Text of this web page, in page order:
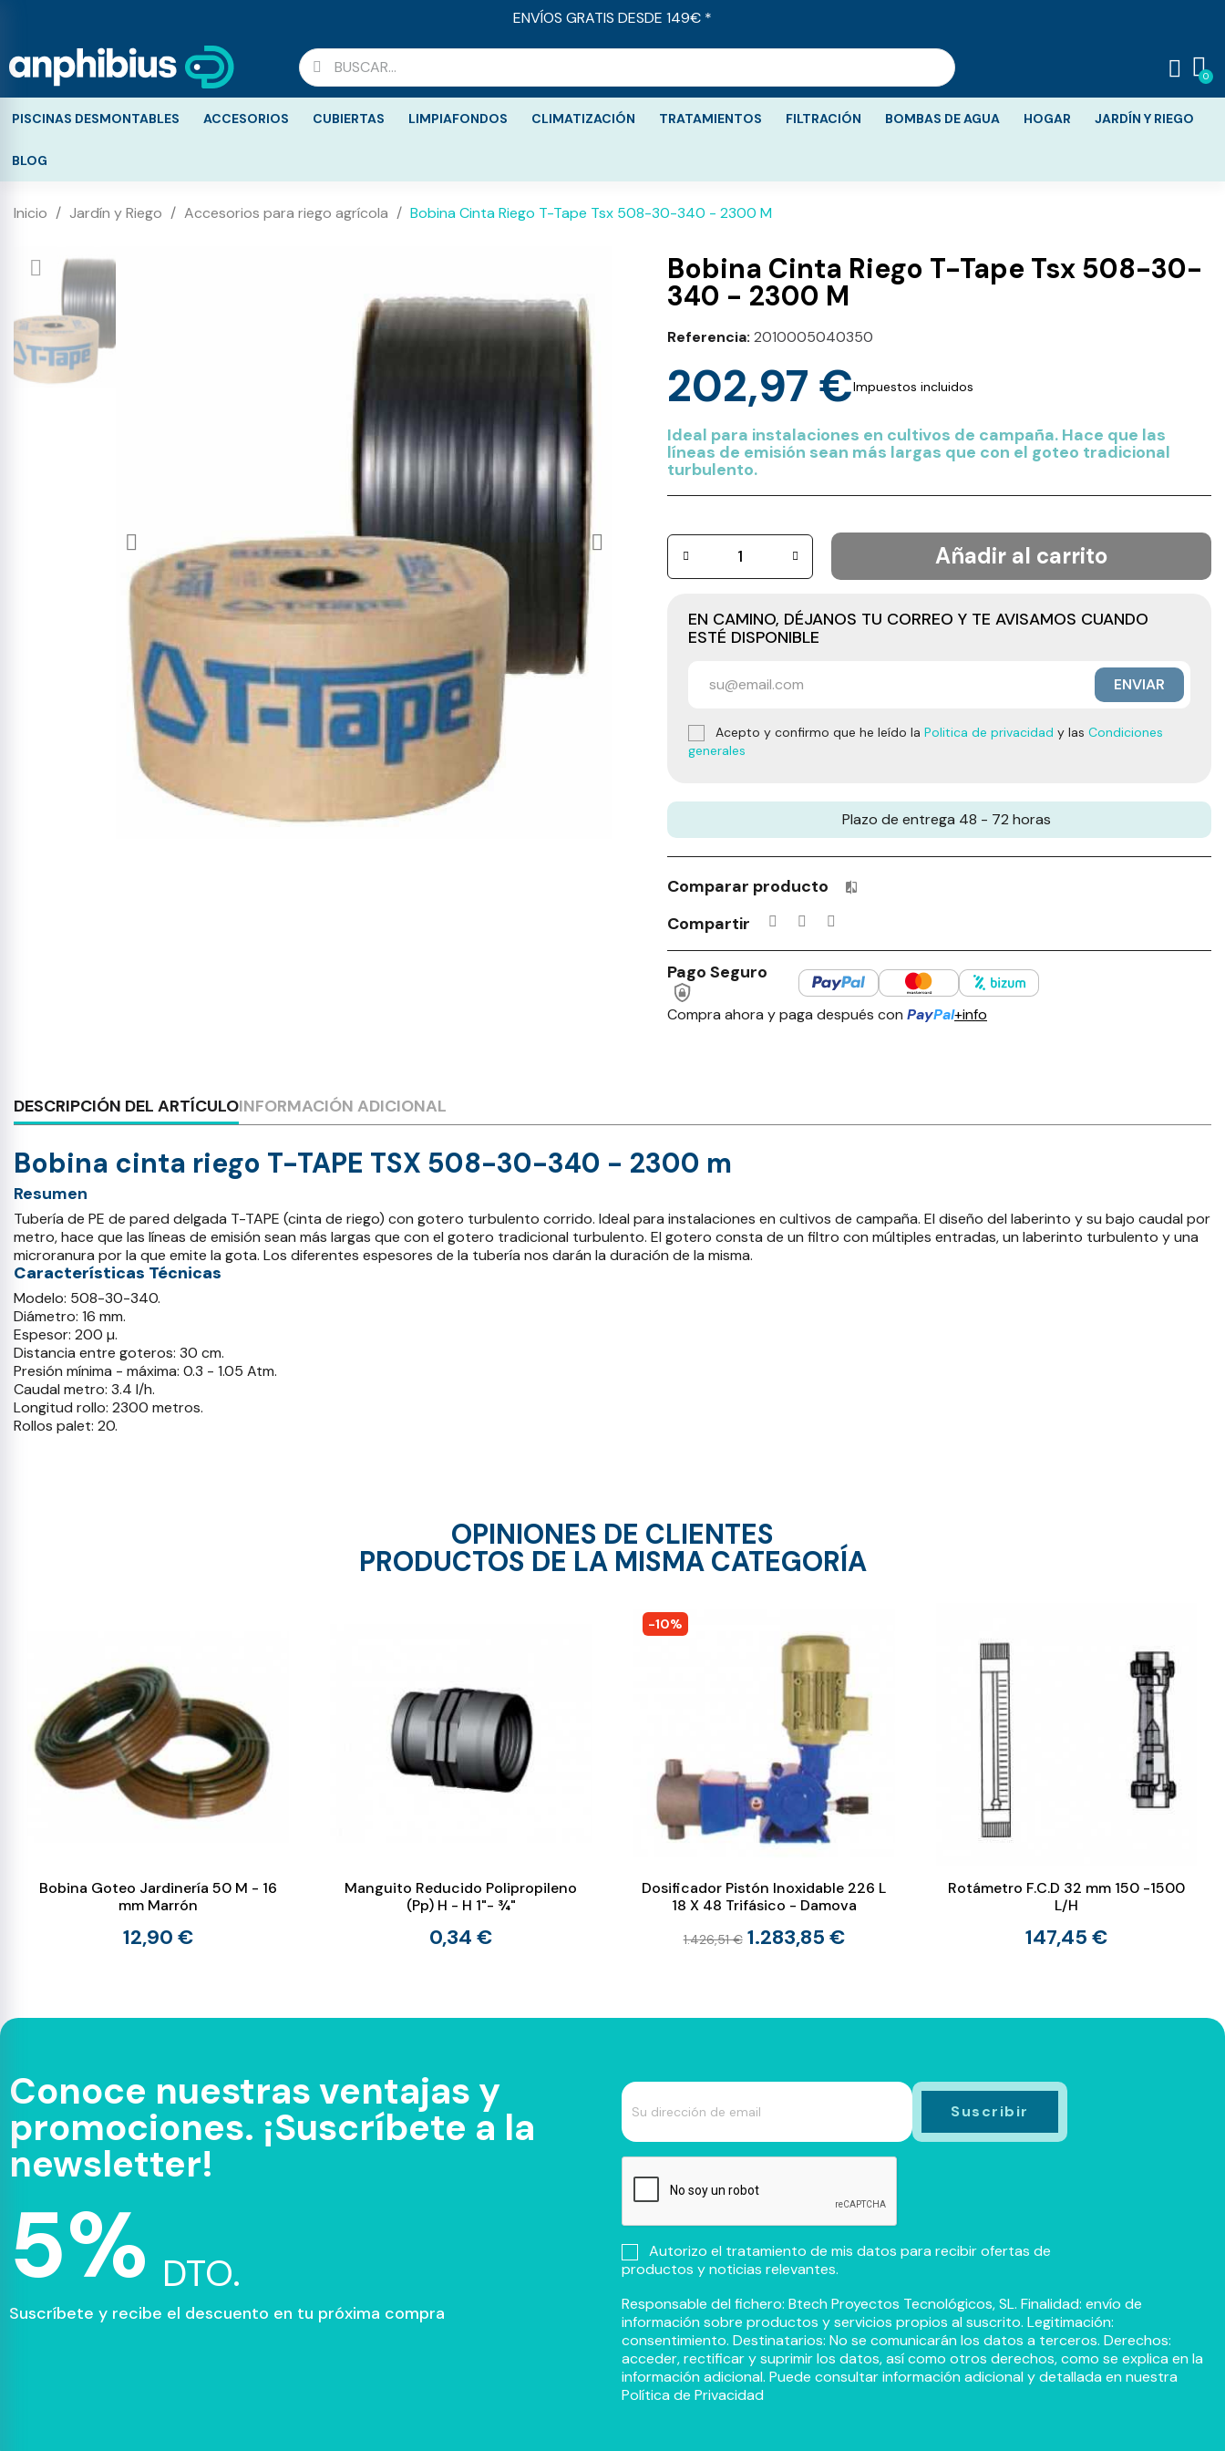
ENVÍOS GRATIS DESDE 149€ *
PISCINAS DESMONTABLES ACCESORIOS CUBIERTAS LIMPIAFONDOS CLIMATIZACIÓN TRATAMIENTOS FILTRACIÓN BOMBAS DE AGUA HOGAR JARDÍN Y RIEGO
BLOG
Inicio Jardín y Riego Accesorios para riego agrícola Bobina Cinta Riego T-Tape Tsx 508-30-340 - 2300 M
Bobina Cinta Riego T-Tape Tsx 508-30-
340 - 2300 M
Referencia 2010005040350
202,97 €Impuestos incluidos
Ideal para instalaciones en cultivos de campaña. Hace que las
líneas de emisión sean más largas que con el goteo tradicional
turbulento.
Añadir al carrito
EN CAMINO, DÉJANOS TU CORREO Y TE AVISAMOS CUANDO
ESTÉ DISPONIBLE
ENVIAR
Acepto y confirmo que he leído la Politica de privacidad y las Condiciones
generales
Plazo de entrega 48 - 72 horas
Comparar producto Productos incluidos en tu lista de comparación: 0 / 4
Compartir
Pago Seguro
Compra ahora y paga después con PayPal+info
DESCRIPCIÓN DEL ARTÍCULOINFORMACIÓN ADICIONAL
Bobina cinta riego T-TAPE TSX 508-30-340 - 2300 m
Resumen
Tubería de PE de pared delgada T-TAPE (cinta de riego) con gotero turbulento corrido. Ideal para instalaciones en cultivos de campaña. El diseño del laberinto y su bajo caudal por
metro, hace que las líneas de emisión sean más largas que con el gotero tradicional turbulento. El gotero consta de un filtro con múltiples entradas, un laberinto turbulento y una
microranura por la que emite la gota. Los diferentes espesores de la tubería nos darán la duración de la misma.
Características Técnicas
Modelo: 508-30-340.
Diámetro: 16 mm.
Espesor: 200 µ.
Distancia entre goteros: 30 cm.
Presión mínima - máxima: 0.3 - 1.05 Atm.
Caudal metro: 3.4 l/h.
Longitud rollo: 2300 metros.
Rollos palet: 20.
OPINIONES DE CLIENTES
PRODUCTOS DE LA MISMA CATEGORÍA
Bobina Goteo Jardinería 50 M - 16
mm Marrón
12,90 €
Manguito Reducido Polipropileno
(Pp) H - H 1"- ¾"
0,34 €
-10%
Dosificador Pistón Inoxidable 226 L
18 X 48 Trifásico - Damova
1.426,51 € 1.283,85 €
Rotámetro F.C.D 32 mm 150 -1500
L/H
147,45 €
Conoce nuestras ventajas y
promociones. ¡Suscríbete a la
newsletter!
5% DTO.
Suscríbete y recibe el descuento en tu próxima compra
Autorizo el tratamiento de mis datos para recibir ofertas de
productos y noticias relevantes.
Responsable del fichero: Btech Proyectos Tecnológicos, SL. Finalidad: envío de
información sobre productos y servicios propios al suscrito. Legitimación:
consentimiento. Destinatarios: No se comunicarán los datos a terceros. Derechos:
acceder, rectificar y suprimir los datos, así como otros derechos, como se explica en la
información adicional. Puede consultar información adicional y detallada en nuestra
Política de Privacidad